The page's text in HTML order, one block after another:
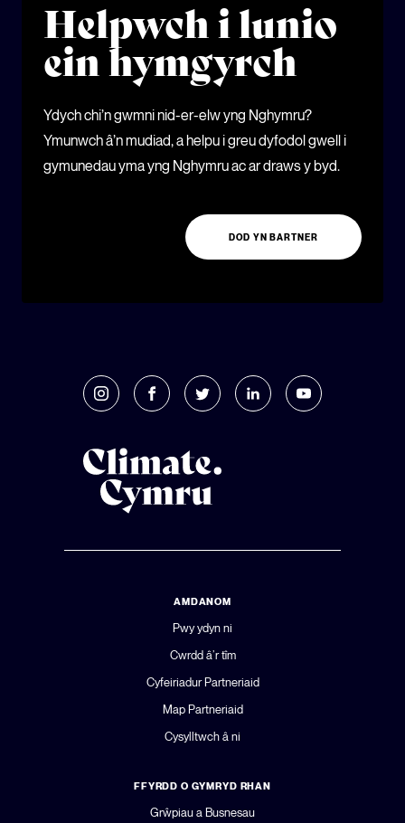
Helpwch i lunio
ein hymgyrch
Ydych chi’n gwmni nid-er-elw yng Nghymru?
Ymunwch â’n mudiad, a helpu i greu dyfodol gwell i
gymunedau yma yng Nghymru ac ar draws y byd.
DOD YN BARTNER
AMDANOM
Pwy ydyn ni
Cwrdd â’r tîm
Cyfeiriadur Partneriaid
Map Partneriaid
Cysylltwch â ni
FFYRDD O GYMRYD RHAN
Grŵpiau a Busnesau